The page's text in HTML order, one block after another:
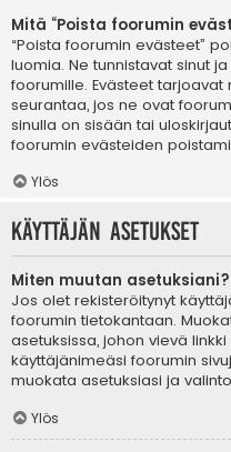
Mitä “Poista foorumin
“Poista foorumin evästeet”
luomia. Ne tunnistavat sinut
foorumille. Evästeet tarjoavat
seurantaa, jos ne ovat
sinulla on sisään tai
foorumin evästeiden
Ylös
Käyttäjän asetukset
Miten muutan asetuksiani?
Jos olet rekisteröitynyt
foorumin tietokantaan.
asetuksissa, johon vievä
käyttäjänimeäsi foorumin
muokata asetuksiasi ja
Ylös